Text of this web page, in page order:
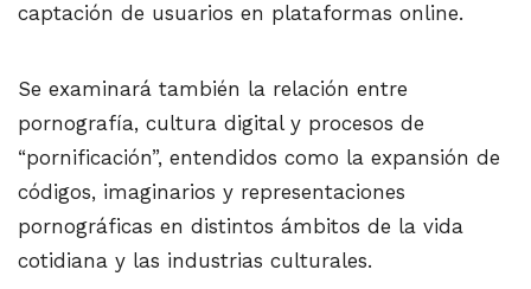
captación de usuarios en plataformas online.
Se examinará también la relación entre
pornografía, cultura digital y procesos de
“pornificación”, entendidos como la expansión de
códigos, imaginarios y representaciones
pornográficas en distintos ámbitos de la vida
cotidiana y las industrias culturales.